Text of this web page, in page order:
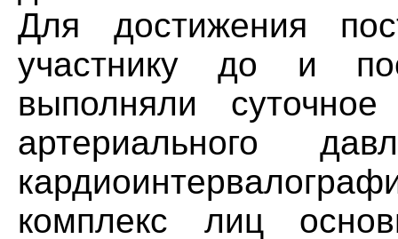
Для достижения
участнику до и
выполняли
артериального
комплекс лиц